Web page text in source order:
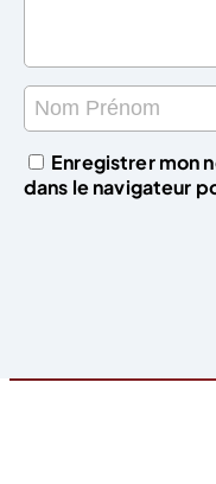
Enregistrer mon
dans le navigateur